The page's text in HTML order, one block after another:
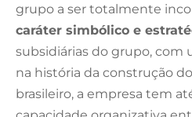
grupo a ser totalmente
caráter simbólico e
subsidiárias do grupo,
na história da construção
brasileiro, a empresa tem